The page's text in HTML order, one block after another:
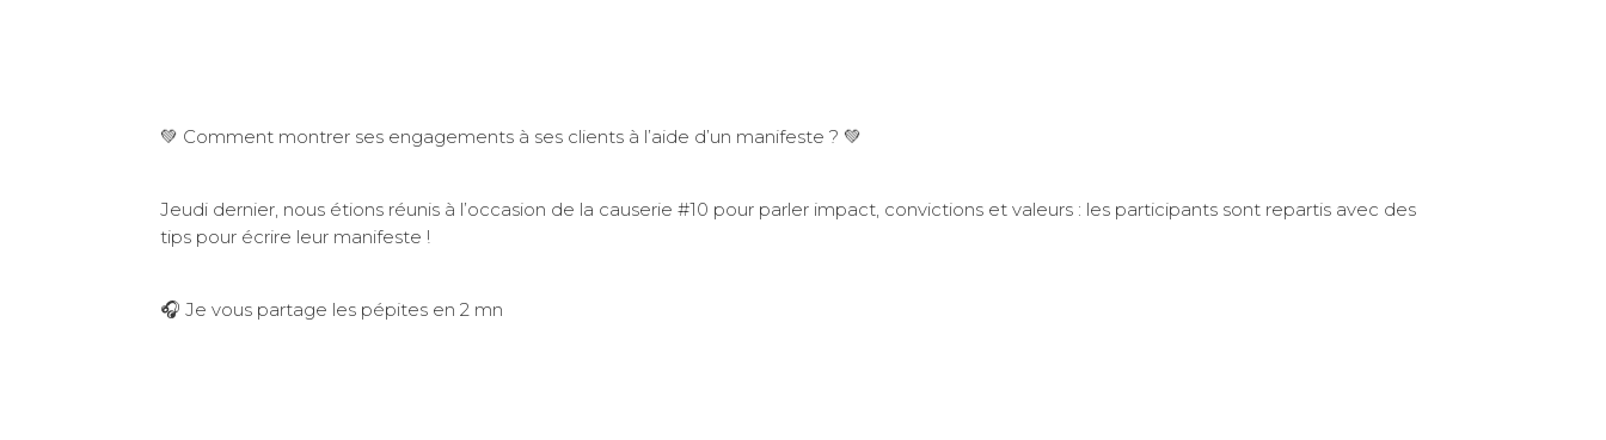
💚 Comment montrer ses engagements à ses clients à l’aide d’un manifeste ? 💚
Jeudi dernier, nous étions réunis à l’occasion de la causerie #10 pour parler impact, convictions et valeurs : les participants sont repartis avec des
tips pour écrire leur manifeste !
🎧 Je vous partage les pépites en 2 mn